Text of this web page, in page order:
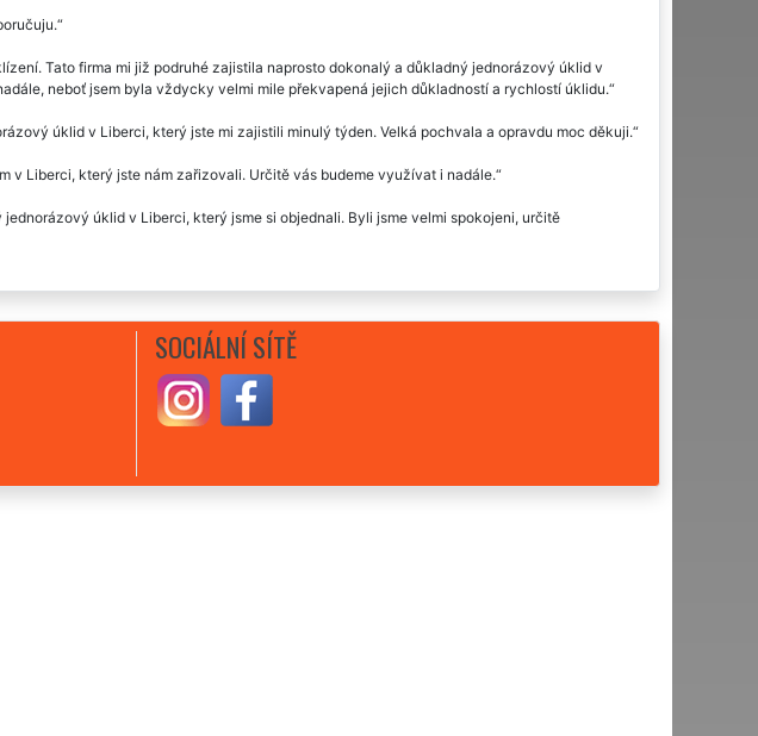
Tato firma mi již podruhé zajistila naprosto dokonalý a důkladný jednorázový úklid v
neboť jsem byla vždycky velmi mile překvapená jejich důkladností a rychlostí úklidu.
úklid v Liberci, který jste mi zajistili minulý týden. Velká pochvala a opravdu moc děkuji.
v Liberci, který jste nám zařizovali. Určitě vás budeme využívat i nadále.
úklid v Liberci, který jsme si objednali. Byli jsme velmi spokojeni, určitě
SOCIÁLNÍ SÍTĚ